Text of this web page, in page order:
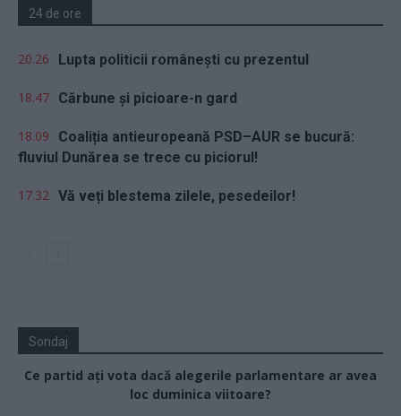
24 de ore
20.26 Lupta politicii românești cu prezentul
18.47 Cărbune și picioare-n gard
18.09
Coaliția antieuropeană PSD–AUR se bucură:
fluviul Dunărea se trece cu piciorul!
17.32 Vă veți blestema zilele, pesedeilor!
Sondaj
Ce partid ați vota dacă alegerile parlamentare ar avea
loc duminica viitoare?